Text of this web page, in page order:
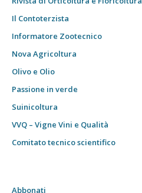
Il Contoterzista
Informatore Zootecnico
Nova Agricoltura
Olivo e Olio
Passione in verde
Suinicoltura
VVQ – Vigne Vini e Qualità
Comitato tecnico scientifico
Abbonati